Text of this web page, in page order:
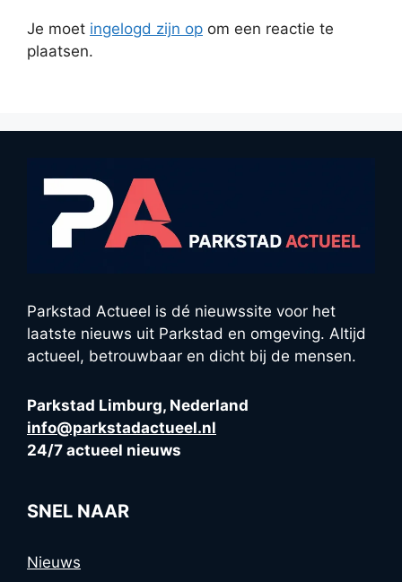
Je moet ingelogd zijn op om een reactie te
plaatsen.
Parkstad Actueel is dé nieuwssite voor het
laatste nieuws uit Parkstad en omgeving. Altijd
actueel, betrouwbaar en dicht bij de mensen.
Parkstad Limburg, Nederland
info@parkstadactueel.nl
24/7 actueel nieuws
SNEL NAAR
Nieuws